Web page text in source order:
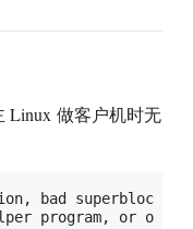
Linux 做客户机时无
bad superblock
program, or other